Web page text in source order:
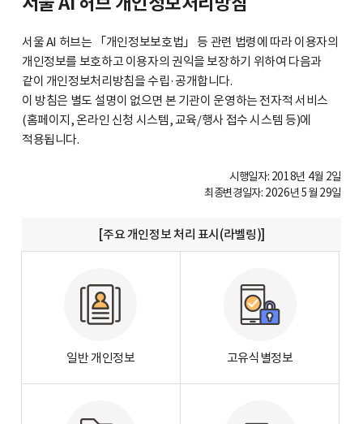
서울 AI 허브는 「개인정보보호법」 등 관련 법령에 따라 이용자의
개인정보를 보호하고 이용자의 권익을 보장하기 위하여 다음과
같이 개인정보처리방침을 수립·공개합니다.
이 방침은 별도 설명이 없으면 본 기관이 운영하는 전자적 서비스
(홈페이지, 온라인 신청 시스템, 교육/행사 접수 시스템 등)에
적용됩니다.
시행일자: 2018년 4월 2일
최종변경일자: 2026년 5월 29일
[주요 개인정보 처리 표시(라벨링)]
일반 개인정보 고유식별정보